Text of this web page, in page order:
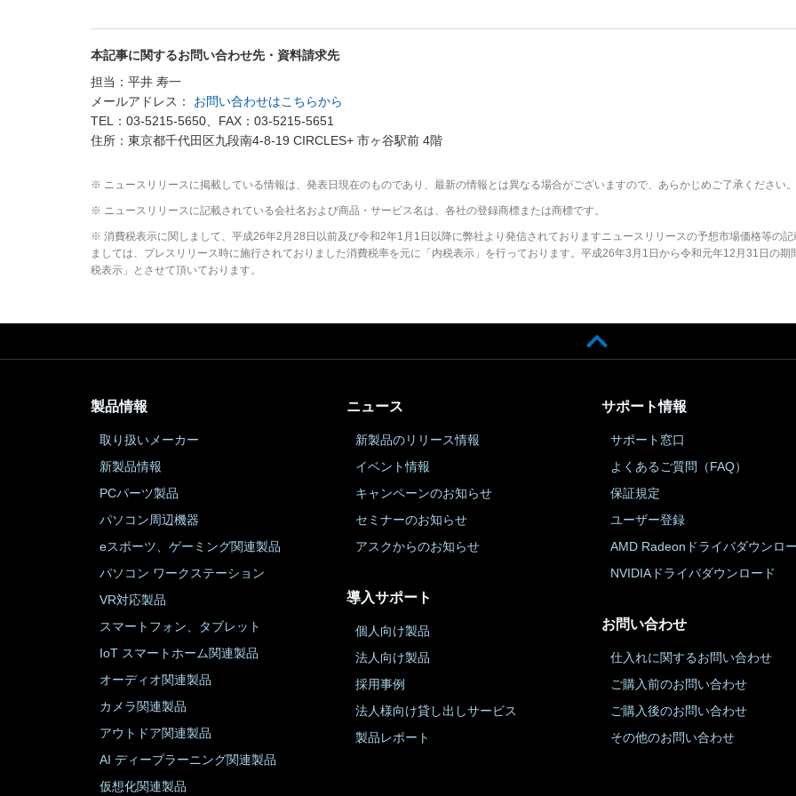
本記事に関するお問い合わせ先・資料請求先
担当：平井 寿一
メールアドレス： お問い合わせはこちらから
TEL：03-5215-5650、FAX：03-5215-5651
住所：東京都千代田区九段南4-8-19 CIRCLES+ 市ヶ谷駅前 4階
※ ニュースリリースに掲載している情報は、発表日現在のものであり、最新の情報とは異なる場合がございますので、あらかじめご了承ください。
※ ニュースリリースに記載されている会社名および商品・サービス名は、各社の登録商標または商標です。
※ 消費税表示に関しまして、平成26年2月28日以前及び令和2年1月1日以降に弊社より発信されておりますニュースリリースの予想市場価格等の記
ましては、プレスリリース時に施行されておりました消費税率を元に「内税表示」を行っております。平成26年3月1日から令和元年12月31日の期
税表示」とさせて頂いております。
製品情報
取り扱いメーカー
新製品情報
PCパーツ製品
パソコン周辺機器
eスポーツ、ゲーミング関連製品
パソコン ワークステーション
VR対応製品
スマートフォン、タブレット
IoT スマートホーム関連製品
オーディオ関連製品
カメラ関連製品
アウトドア関連製品
AI ディープラーニング関連製品
仮想化関連製品
ニュース
新製品のリリース情報
イベント情報
キャンペーンのお知らせ
セミナーのお知らせ
アスクからのお知らせ
導入サポート
個人向け製品
法人向け製品
採用事例
法人様向け貸し出しサービス
製品レポート
サポート情報
サポート窓口
よくあるご質問（FAQ）
保証規定
ユーザー登録
AMD Radeonドライバダウンロ
NVIDIAドライバダウンロード
お問い合わせ
仕入れに関するお問い合わせ
ご購入前のお問い合わせ
ご購入後のお問い合わせ
その他のお問い合わせ